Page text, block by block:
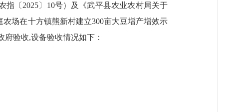
〔2025〕10号） 及
《武平县农业农村局关于
农场在十方镇熊新村建立300亩大豆增产增效示
府验收,设备验收情况如下：